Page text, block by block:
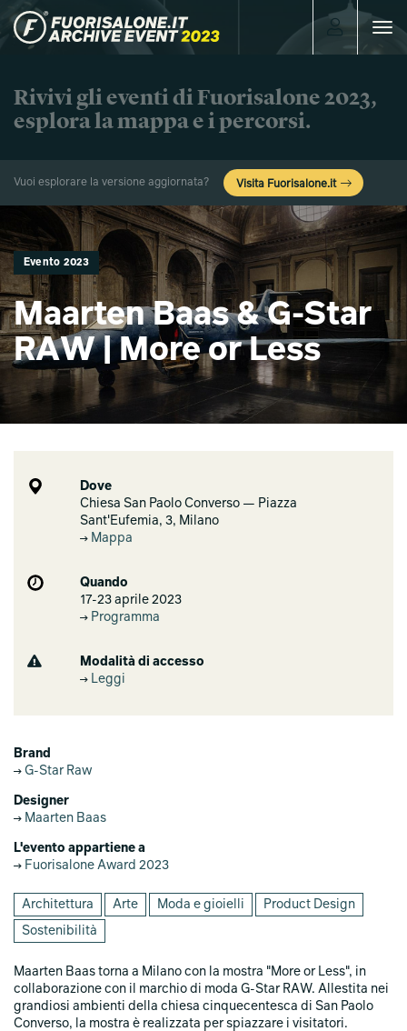
Toggle
Rivivi gli eventi di Fuorisalone 2023,
esplora la mappa e i percorsi.
Vuoi esplorare la versione aggiornata? Visita Fuorisalone.it
Evento 2023
Maarten Baas & G-Star
RAW | More or Less
Dove
Chiesa San Paolo Converso — Piazza
Sant'Eufemia, 3, Milano
Mappa
Quando
17-23 aprile 2023
Programma
Modalità di accesso
Leggi
Brand
G-Star Raw
Designer
Maarten Baas
L'evento appartiene a
Fuorisalone Award 2023
Architettura Arte Moda e gioielli Product Design
Sostenibilità
Maarten Baas torna a Milano con la mostra "More or Less", in
collaborazione con il marchio di moda G-Star RAW. Allestita nei
grandiosi ambienti della chiesa cinquecentesca di San Paolo
Converso, la mostra è realizzata per spiazzare i visitatori.